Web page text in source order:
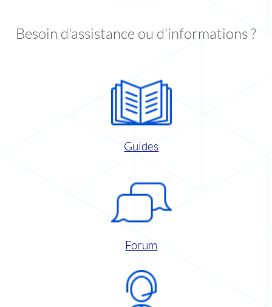
Besoin d'assistance ou d'informations ?
Guides
Forum